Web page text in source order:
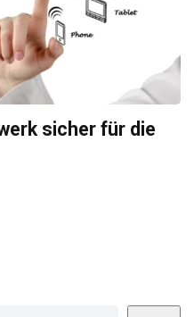
sicher für die